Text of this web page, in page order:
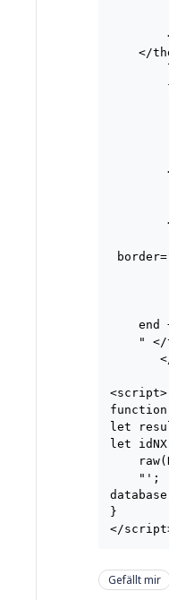
</
end
"
<script>
let
let
    "';
}
Gefällt mir